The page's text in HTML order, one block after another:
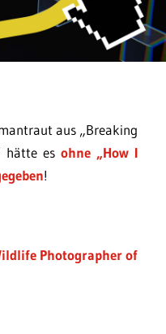
aus „Breaking
hätte es ohne „How I
!
Photographer of